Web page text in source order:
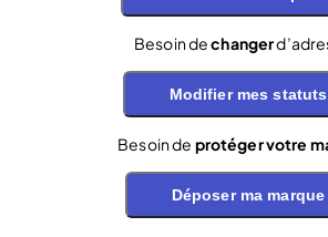
Besoin dechanger
Modifier mes statuts
Besoin de protéger votre
Déposer ma marque